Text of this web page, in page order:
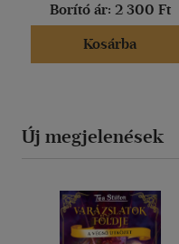
Borító ár: 2 300 Ft
Kosárba
Új megjelenések